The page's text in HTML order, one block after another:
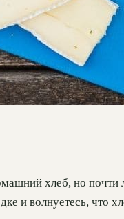
хлеб, но
и волнуетесь, что